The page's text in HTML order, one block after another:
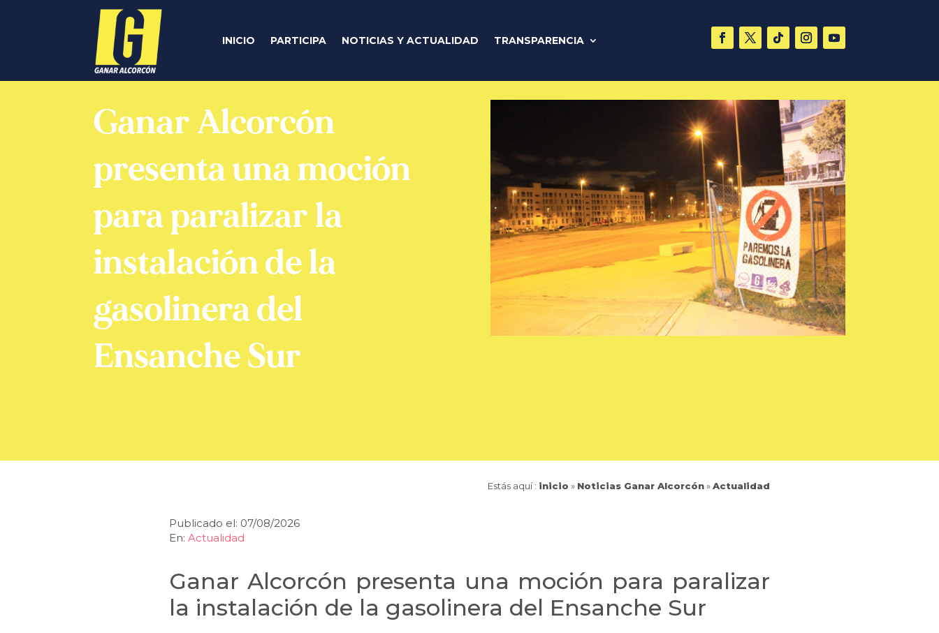
INICIO PARTICIPA NOTICIAS Y ACTUALIDAD TRANSPARENCIA
Ganar Alcorcón
presenta una moción
para paralizar la
instalación de la
gasolinera del
Ensanche Sur
Estás aquí : inicio » Noticias Ganar Alcorcón»Actualidad
Publicado el: 07/08/2026
En: Actualidad
Ganar Alcorcón presenta una moción para paralizar
la instalación de la gasolinera del Ensanche Sur